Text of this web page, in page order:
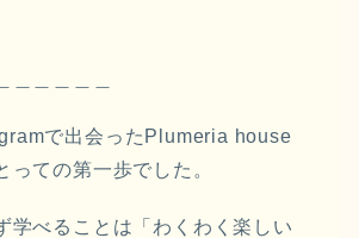
で出会ったPlumeria house
っての第一歩でした。
学べることは「わくわく楽しい